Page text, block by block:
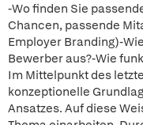
-Wo finden Sie
Chancen, passende
Employer Branding)-
Bewerber aus?-Wie
Im Mittelpunkt des
konzeptionelle
Ansatzes. Auf diese